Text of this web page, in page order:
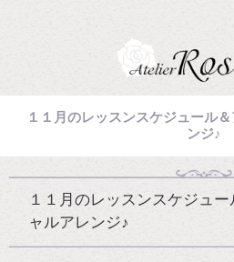
１１月のレッスンスケジュール
ンジ♪
１１月のレッスンスケジュ
ャルアレンジ♪